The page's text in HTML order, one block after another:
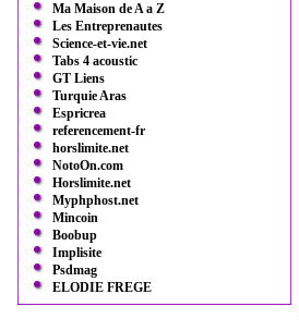
Ma Maison de A a Z
Les Entreprenautes
Science-et-vie.net
Tabs 4 acoustic
GT Liens
Turquie Aras
Espricrea
referencement-fr
horslimite.net
NotoOn.com
Horslimite.net
Myphphost.net
Mincoin
Boobup
Implisite
Psdmag
ELODIE FREGE